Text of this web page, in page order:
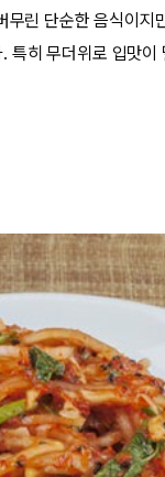
린 단순한 음식이지
히 무더위로 입맛